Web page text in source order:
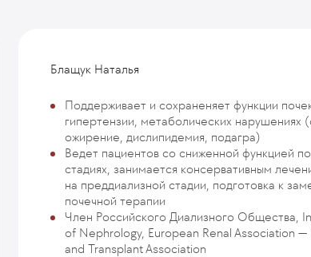
Блащук Наталья
Поддерживает и сохраненяет функции
гипертензии, метаболических нарушениях
ожирение, дислипидемия, подагра)
Ведет пациентов со сниженной функцией
стадиях, занимается консервативным
на преддиализной стадии, подготовка к
почечной терапии
Член Российского Диализного Общества,
of Nephrology, European Renal Association —
and Transplant Association